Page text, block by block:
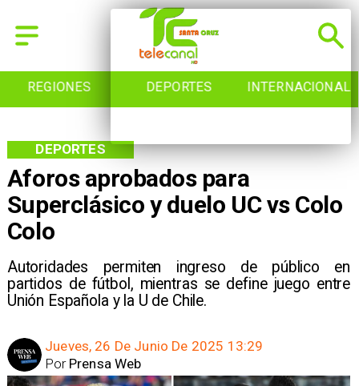
REGIONES DEPORTES INTERNACIONAL
Aforos aprobados para
Superclásico y duelo UC vs Colo
Colo
Autoridades permiten ingreso de público en
partidos de fútbol, mientras se define juego entre
Unión Española y la U de Chile.
DEPORTES
Jueves, 26 De Junio De 2025 13:29
Prensa Web
Por